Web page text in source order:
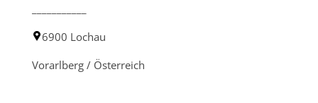
6900 Lochau
Vorarlberg / Österreich